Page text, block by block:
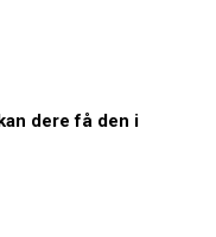
dere få den i